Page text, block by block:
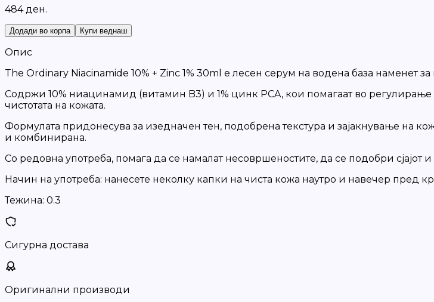
484 ден.
Додади во корпа Купи веднаш
Опис
The Ordinary Niacinamide 10% + Zinc 1% 30ml е лесен серум на водена база
Содржи 10% ниацинамид (витамин B3) и 1% цинк PCA, кои помагаат во
чистотата на кожата.
Формулата придонесува за изедначен тен, подобрена текстура и зајакнување на
и комбинирана.
Со редовна употреба, помага да се намалат несовршеностите, да се подобри
Начин на употреба: нанесете неколку капки на чиста кожа наутро и навечер пред
Тежина: 0.3
Сигурна достава
Оригинални производи